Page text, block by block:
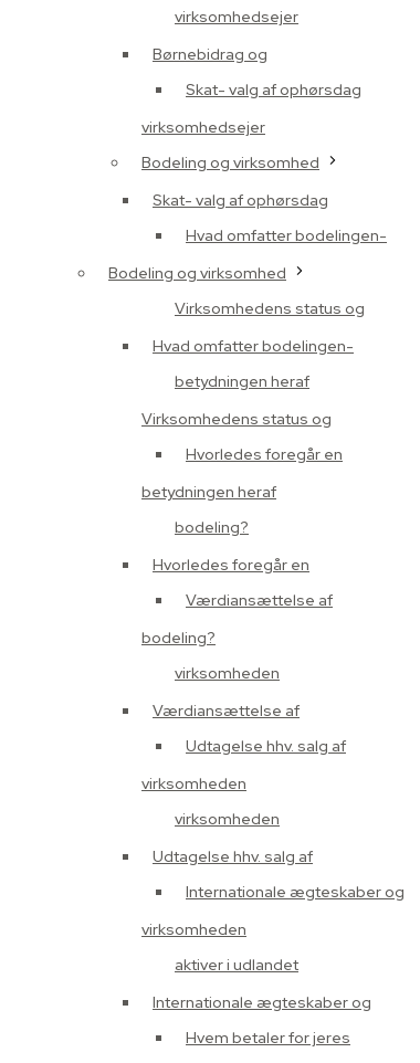
virksomhedsejer
Skat- valg af ophørsdag
Bodeling og virksomhed
Hvad omfatter bodelingen-
Virksomhedens status og
betydningen heraf
Hvorledes foregår en
bodeling?
Værdiansættelse af
virksomheden
Udtagelse hhv. salg af
virksomheden
Internationale ægteskaber og
aktiver i udlandet
Hvem betaler for jeres
Børnebidrag og
virksomhedsejer
Skat- valg af ophørsdag
Bodeling og virksomhed
Hvad omfatter bodelingen-
Virksomhedens status og
betydningen heraf
Hvorledes foregår en
bodeling?
Værdiansættelse af
virksomheden
Udtagelse hhv. salg af
virksomheden
Internationale ægteskaber og